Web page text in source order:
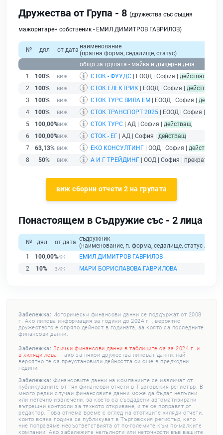
Дружества от Група - 8 (дружества със същия
мажоритарен собственик - ЕМИЛ ДИМИТРОВ ГАВРИЛОВ)
№ дял от дата наименование
(правна форма, седалище, статус)
общо за групата - майка и дъщерни д-ва
1
100% СТОК - ФУУДС | ЕООД | София | действащ
2
100% СТОК ЕЛЕКТРИК | ЕООД | София | действащ
3
100% СТОК ТУРС ВИЛА ЕМ | ЕООД | София |
4
100% СТОК ТРАНСПОРТ 2025 | ЕООД | София |
5
100,00% СТОК ТУРС | АД | София | действащ
6
100,00% СТОК - ЕГ | АД | София | действащ
7
63,13% ЕКО КОНСУЛТИНГ | ООД | София | действащ
8
50% А И Г ТРЕЙДИНГ | ООД | София |
виж сборни отчети 2 на групата
Понастоящем в Съдружие със - 2 лица
№ дял от дата съдружник
(наименование, п. форма, седалище, статус /
1
100,00%
ЕМИЛ ДИМИТРОВ ГАВРИЛОВ
2
10% МАРИ БОРИСЛАВОВА ГАВРИЛОВА
Забележка: Исторически финансови данни се поддържат от 2008
г. Ако липсва информация за години до 2024 г. , вероятно
дружеството е спряло дейност в годината, за която са последните
финансови данни.
Забележка: Всички финансови данни в таблиците са за 2024 г. и
в хиляди лева – ако за някои дружества липсват данни, най-
вероятно те са преустановили дейността си още в предходни
години.
Забележка: Финансовите данни на компаниите се извличат от
публикуваните от тях финансови отчети в Търговския регистър. В
много редки случаи финансовите данни може да бъдат непълни
или неточно извлечени, за което са създадени автоматизирани
вътрешни контроли за тяхното откриване, и те се поправят от
редактор. Това отнема време с оглед на стотиците хиляди отчети,
които всяка година се публикуват в Търговския регистър, като
ние поправяме несъответствията от по-големите към по-малките
компании. Ако забележите непълноти или неточности във вашите